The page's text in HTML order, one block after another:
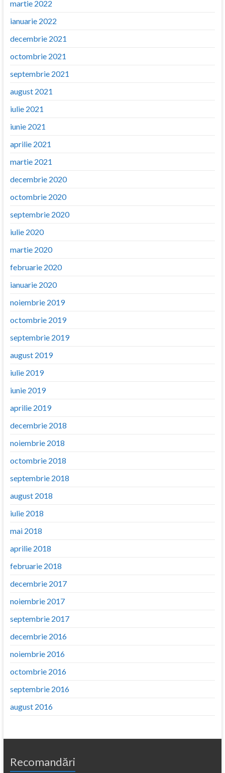
martie 2022
ianuarie 2022
decembrie 2021
octombrie 2021
septembrie 2021
august 2021
iulie 2021
iunie 2021
aprilie 2021
martie 2021
decembrie 2020
octombrie 2020
septembrie 2020
iulie 2020
martie 2020
februarie 2020
ianuarie 2020
noiembrie 2019
octombrie 2019
septembrie 2019
august 2019
iulie 2019
iunie 2019
aprilie 2019
decembrie 2018
noiembrie 2018
octombrie 2018
septembrie 2018
august 2018
iulie 2018
mai 2018
aprilie 2018
februarie 2018
decembrie 2017
noiembrie 2017
septembrie 2017
decembrie 2016
noiembrie 2016
octombrie 2016
septembrie 2016
august 2016
Recomandări